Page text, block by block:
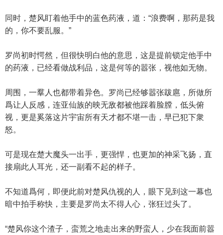
同时，楚风盯着他手中的蓝色药液，道：“浪费啊，那药是我
的，你不要乱服。”
罗尚初时愕然，但很快明白他的意思，这是提前锁定他手中
的药液，已经看做战利品，这是何等的嚣张，视他如无物。
周围，一羣人也都带着异色。罗尚已经够嚣张跋扈，所做所
爲让人反感，连亚仙族的映无敌都被他踩着脸膛，低头俯
视，更是奚落这片宇宙所有天才都不堪一击，早已犯下衆
怒。
可是现在楚大魔头一出手，更强悍，也更加的神采飞扬，直
接扇此人耳光，还一副看不起的样子。
不知道爲何，即便此前对楚风仇视的人，眼下见到这一幕也
暗中拍手称快，主要是罗尚太不得人心，张狂过头了。
“楚风你这个渣子，蛮荒之地走出来的野蛮人，少在我面前嚣